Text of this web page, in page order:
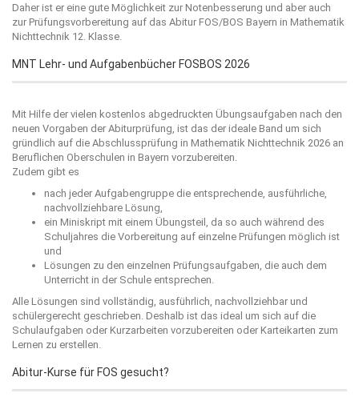
Daher ist er eine gute Möglichkeit zur Notenbesserung und aber auch
zur Prüfungsvorbereitung auf das Abitur FOS/BOS Bayern in Mathematik
Nichttechnik 12. Klasse.
MNT Lehr- und Aufgabenbücher FOSBOS 2026
Mit Hilfe der vielen kostenlos abgedruckten Übungsaufgaben nach den
neuen Vorgaben der Abiturprüfung, ist das der ideale Band um sich
gründlich auf die Abschlussprüfung in Mathematik Nichttechnik 2026 an
Beruflichen Oberschulen in Bayern vorzubereiten.
Zudem gibt es
nach jeder Aufgabengruppe die entsprechende, ausführliche,
nachvollziehbare Lösung,
ein Miniskript mit einem Übungsteil, da so auch während des
Schuljahres die Vorbereitung auf einzelne Prüfungen möglich ist
und
Lösungen zu den einzelnen Prüfungsaufgaben, die auch dem
Unterricht in der Schule entsprechen.
Alle Lösungen sind vollständig, ausführlich, nachvollziehbar und
schülergerecht geschrieben. Deshalb ist das ideal um sich auf die
Schulaufgaben oder Kurzarbeiten vorzubereiten oder Karteikarten zum
Lernen zu erstellen.
Abitur-Kurse für FOS gesucht?